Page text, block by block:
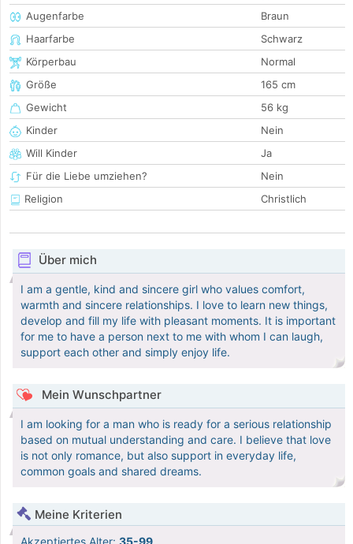
Augenfarbe
Braun
Haarfarbe
Schwarz
Körperbau
Normal
Größe
165 cm
Gewicht
56 kg
Kinder
Nein
Will Kinder
Ja
Für die Liebe umziehen?
Nein
Religion
Christlich
Über mich
I am a gentle, kind and sincere girl who values ​​comfort,
warmth and sincere relationships. I love to learn new things,
develop and fill my life with pleasant moments. It is important
for me to have a person next to me with whom I can laugh,
support each other and simply enjoy life.
Mein Wunschpartner
I am looking for a man who is ready for a serious relationship
based on mutual understanding and care. I believe that love
is not only romance, but also support in everyday life,
common goals and shared dreams.
Meine Kriterien